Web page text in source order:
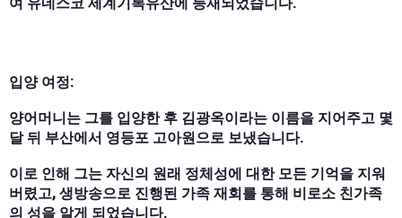
입양 여정:
양어머니는 그를 입양한 후 김광옥이라는 이름을 지어주고 몇
달 뒤 부산에서 영등포 고아원으로 보냈습니다.
이로 인해 그는 자신의 원래 정체성에 대한 모든 기억을 지워
버렸고, 생방송으로 진행된 가족 재회를 통해 비로소 친가족
의 성을 알게 되었습니다.